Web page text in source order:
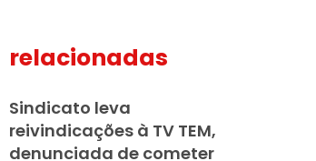
relacionadas
Sindicato leva
reivindicações à TV TEM,
denunciada de cometer